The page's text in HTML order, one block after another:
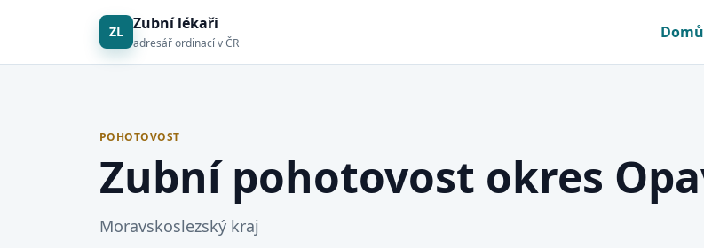
ZL Zubní lékaři
adresář ordinací v ČR
Domů
POHOTOVOST
Zubní pohotovost okres
Moravskoslezský kraj